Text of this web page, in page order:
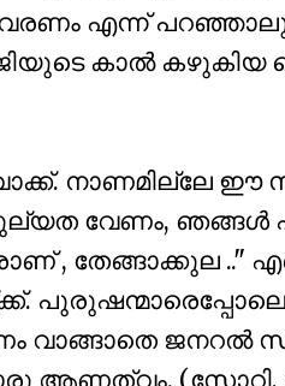
എന്ന്
കാല്‍
നാണമില്ലേ ഈ
വേണം, ഞങ്ങള്‍
, തേങ്ങാക്കുല .."
വാങ്ങാതെ ജനറല്‍